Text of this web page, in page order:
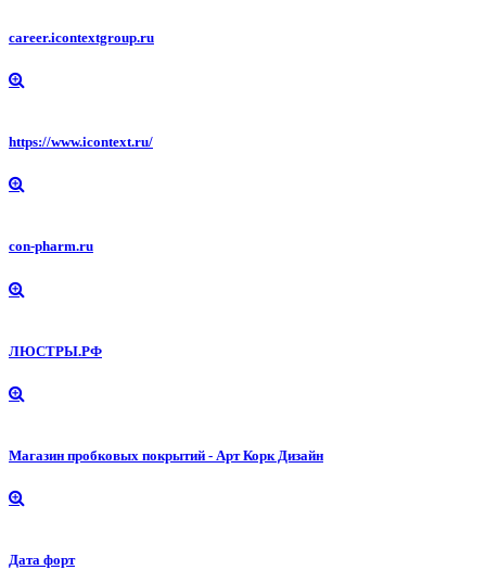
career.icontextgroup.ru
https://www.icontext.ru/
con-pharm.ru
ЛЮСТРЫ.РФ
Магазин пробковых покрытий - Арт Корк Дизайн
Дата форт